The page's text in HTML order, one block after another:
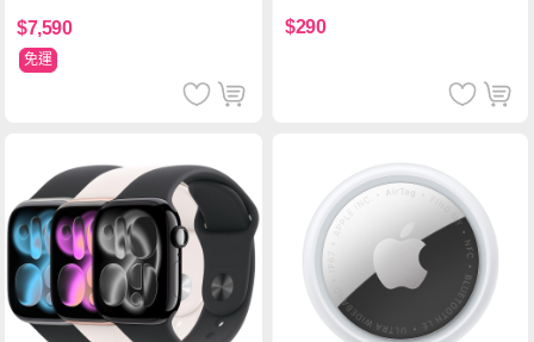
$7,590
免運
$290